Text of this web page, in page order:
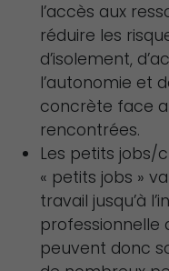
l’accès aux
réduire les
d’isolement,
l’autonomie et
concrète face
rencontrées.
Les petits jobs/
« petits jobs »
travail jusqu’à
professionnelle
peuvent donc